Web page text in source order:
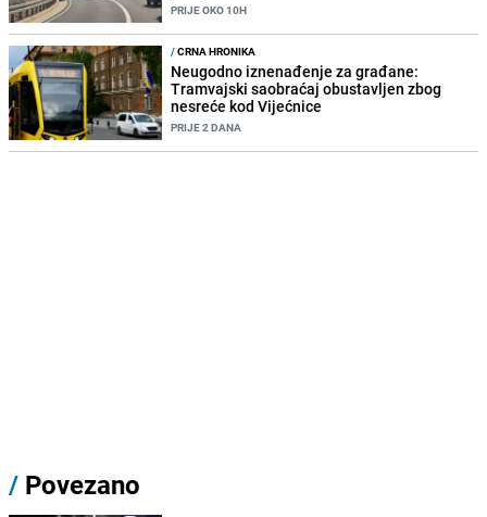
PRIJE OKO 10H
/CRNA HRONIKA
Neugodno iznenađenje za građane:
Tramvajski saobraćaj obustavljen zbog
nesreće kod Vijećnice
PRIJE 2 DANA
/ Povezano